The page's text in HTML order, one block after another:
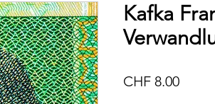
Kafka
CHF 8.00Preis